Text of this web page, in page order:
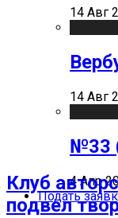
14 Авг
14 Авг
№33
4 Апр
Подать
Клуб
подвел